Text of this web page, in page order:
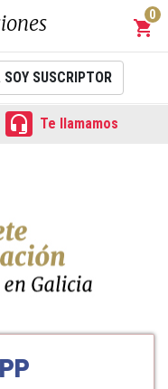
shopping_cart
0
SOY SUSCRIPTOR
 Te llamamos